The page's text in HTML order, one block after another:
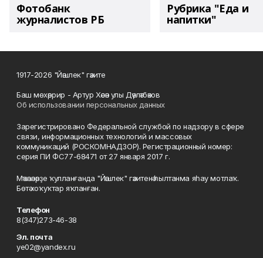
Фотобанк
журналистов РБ
Рубрика "Еда и
напитки"
1917-2026 "Йәшлек" гәзите
Баш мөхәррир - Артур Хәсән улы Дәүләтбәков
Об использовании персональных данных
Зарегистрировано Федеральной службой по надзору в сфере
связи, информационных технологий и массовых
коммуникаций (РОСКОМНАДЗОР). Регистрационный номер:
серия ПИ ФС77-68471 от 27 января 2017 г.
Мәҡәләләрҙе ҡулланғанда "Йәшлек" гәзитенә һылтанма яһау мотлаҡ.
Бөтә хоҡуҡтар яҡланған.
Телефон
8(347)273-46-38
Эл. почта
ye02@yandex.ru